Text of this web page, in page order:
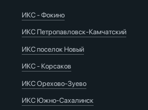
ИКС - Фокино
ИКС Петропавловск-Камчатский
ИКС поселок Новый
ИКС - Корсаков
ИКС Орехово-Зуево
ИКС Южно-Сахалинск